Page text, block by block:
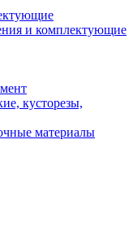
и комплектующие
кусторезы,
материалы